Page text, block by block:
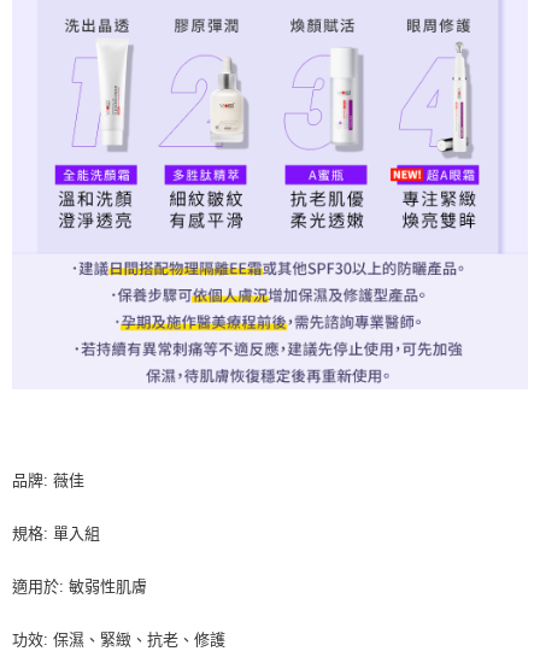
品牌: 薇佳
規格: 單入組
適用於: 敏弱性肌膚
功效: 保濕、緊緻、抗老、修護